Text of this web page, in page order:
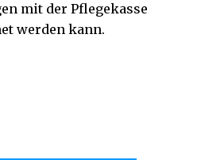
mit der Pflegekasse
werden kann.